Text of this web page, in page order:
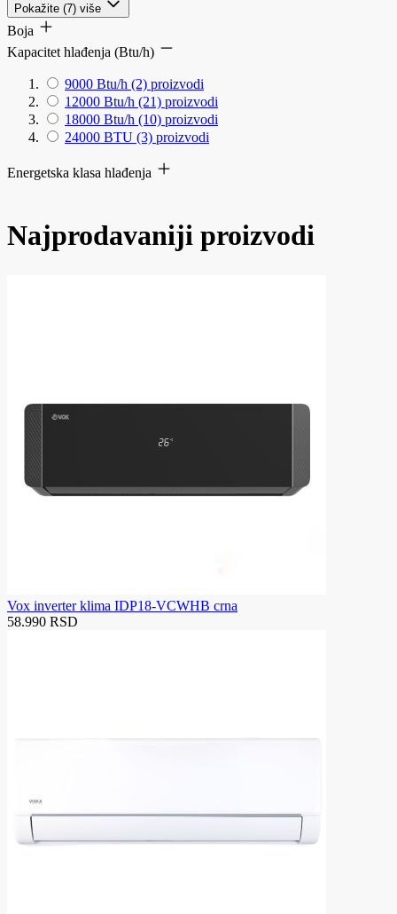
Pokažite (7) više
Boja
Kapacitet hlađenja (Btu/h)
9000 Btu/h (2) proizvodi
12000 Btu/h (21) proizvodi
18000 Btu/h (10) proizvodi
24000 BTU (3) proizvodi
Energetska klasa hlađenja
Najprodavaniji proizvodi
Vox inverter klima IDP18-VCWHB crna
58.990 RSD